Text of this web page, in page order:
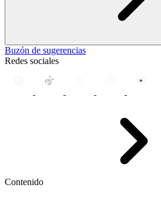
Buzón de sugerencias
Redes sociales
Contenido